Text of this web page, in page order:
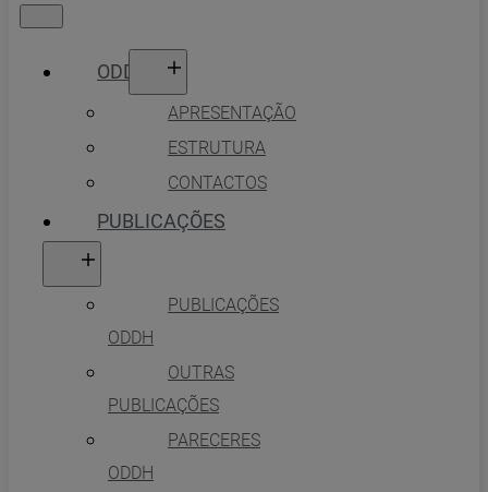
ODDH
APRESENTAÇÃO
ESTRUTURA
CONTACTOS
PUBLICAÇÕES
PUBLICAÇÕES
ODDH
OUTRAS
PUBLICAÇÕES
PARECERES
ODDH